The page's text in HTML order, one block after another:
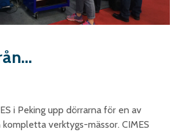
i Peking upp dörrarna för en av
verktygs-mässor. CIMES
Gummi, plast och mjuka
material